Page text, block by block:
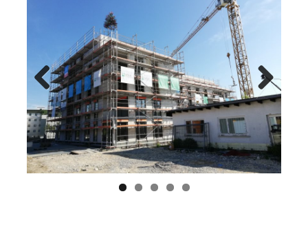
Previ
ous
Next